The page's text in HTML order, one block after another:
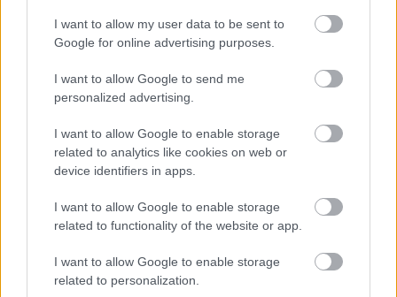
I want to allow my user data to be sent to
Google for online advertising purposes.
I want to allow Google to send me
personalized advertising.
I want to allow Google to enable storage
related to analytics like cookies on web or
device identifiers in apps.
I want to allow Google to enable storage
related to functionality of the website or app.
I want to allow Google to enable storage
related to personalization.
Entre autres, la trichologie est en train de devenir
une spécialisation supplémentaire pour les
médecins esthétiques
. Toutefois, il faut savoir que
le parcours de formation d'un trichologue
réglementé
, de sorte que certains traitements
trichologiques peuvent figurer dans l'offre des